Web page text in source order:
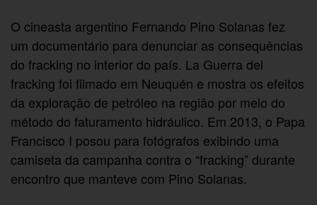
O cineasta argentino Fernando Pino Solanas fez
um documentário para denunciar as consequências
do fracking no interior do país. La Guerra del
fracking foi filmado em Neuquén e mostra os efeitos
da exploração de petróleo na região por meio do
método do faturamento hidráulico. Em 2013, o Papa
Francisco I posou para fotógrafos exibindo uma
camiseta da campanha contra o “fracking” durante
encontro que manteve com Pino Solanas.